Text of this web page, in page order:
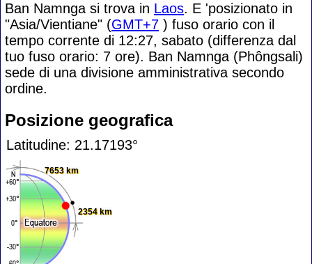
Ban Namnga si trova in Laos. E 'posizionato in
"Asia/Vientiane" (GMT+7 ) fuso orario con il
tempo corrente di 12:27, sabato (differenza dal
tuo fuso orario: 7 ore). Ban Namnga (Phôngsali)
sede di una divisione amministrativa secondo
ordine.
Posizione geografica
Latitudine: 21.17193°
7653 km
2354 km